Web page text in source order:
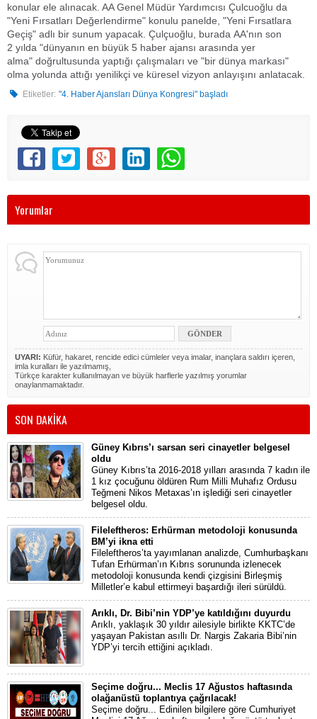
konular ele alınacak. AA Genel Müdür Yardımcısı Çulcuoğlu da
"Yeni Fırsatları Değerlendirme" konulu panelde, "Yeni Fırsatlara
Geçiş" adlı bir sunum yapacak. Çulçuoğlu, burada AA'nın son
2 yılda "dünyanın en büyük 5 haber ajansı arasında yer
alma" doğrultusunda yaptığı çalışmaları ve "bir dünya markası"
olma yolunda attığı yenilikçi ve küresel vizyon anlayışını anlatacak.
Etiketler: "4. Haber Ajansları Dünya Kongresi" başladı
Yorumlar
UYARI: Küfür, hakaret, rencide edici cümleler veya imalar, inançlara saldırı içeren,
imla kuralları ile yazılmamış,
Türkçe karakter kullanılmayan ve büyük harflerle yazılmış yorumlar
onaylanmamaktadır.
SON DAKİKA
Güney Kıbrıs’ı sarsan seri cinayetler belgesel
oldu
Güney Kıbrıs’ta 2016-2018 yılları arasında 7 kadın ile
1 kız çocuğunu öldüren Rum Milli Muhafız Ordusu
Teğmeni Nikos Metaxas’ın işlediği seri cinayetler
belgesel oldu.
Fileleftheros: Erhürman metodoloji konusunda
BM’yi ikna etti
Fileleftheros’ta yayımlanan analizde, Cumhurbaşkanı
Tufan Erhürman’ın Kıbrıs sorununda izlenecek
metodoloji konusunda kendi çizgisini Birleşmiş
Milletler’e kabul ettirmeyi başardığı ileri sürüldü.
Arıklı, Dr. Bibi’nin YDP’ye katıldığını duyurdu
Arıklı, yaklaşık 30 yıldır ailesiyle birlikte KKTC’de
yaşayan Pakistan asıllı Dr. Nargis Zakaria Bibi’nin
YDP’yi tercih ettiğini açıkladı.
Seçime doğru... Meclis 17 Ağustos haftasında
olağanüstü toplantıya çağrılacak!
Seçime doğru... Edinilen bilgilere göre Cumhuriyet